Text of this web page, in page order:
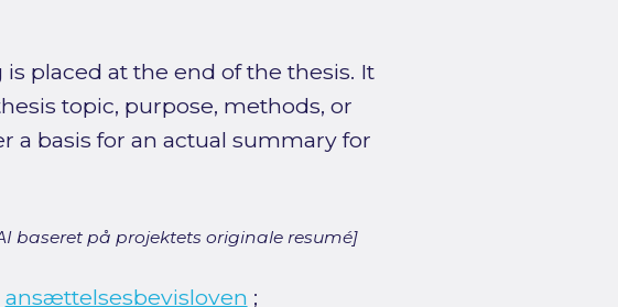
placed at the end of the thesis. It
topic, purpose, methods, or
a basis for an actual summary for
baseret på projektets originale resumé]
ansættelsesbevisloven ;